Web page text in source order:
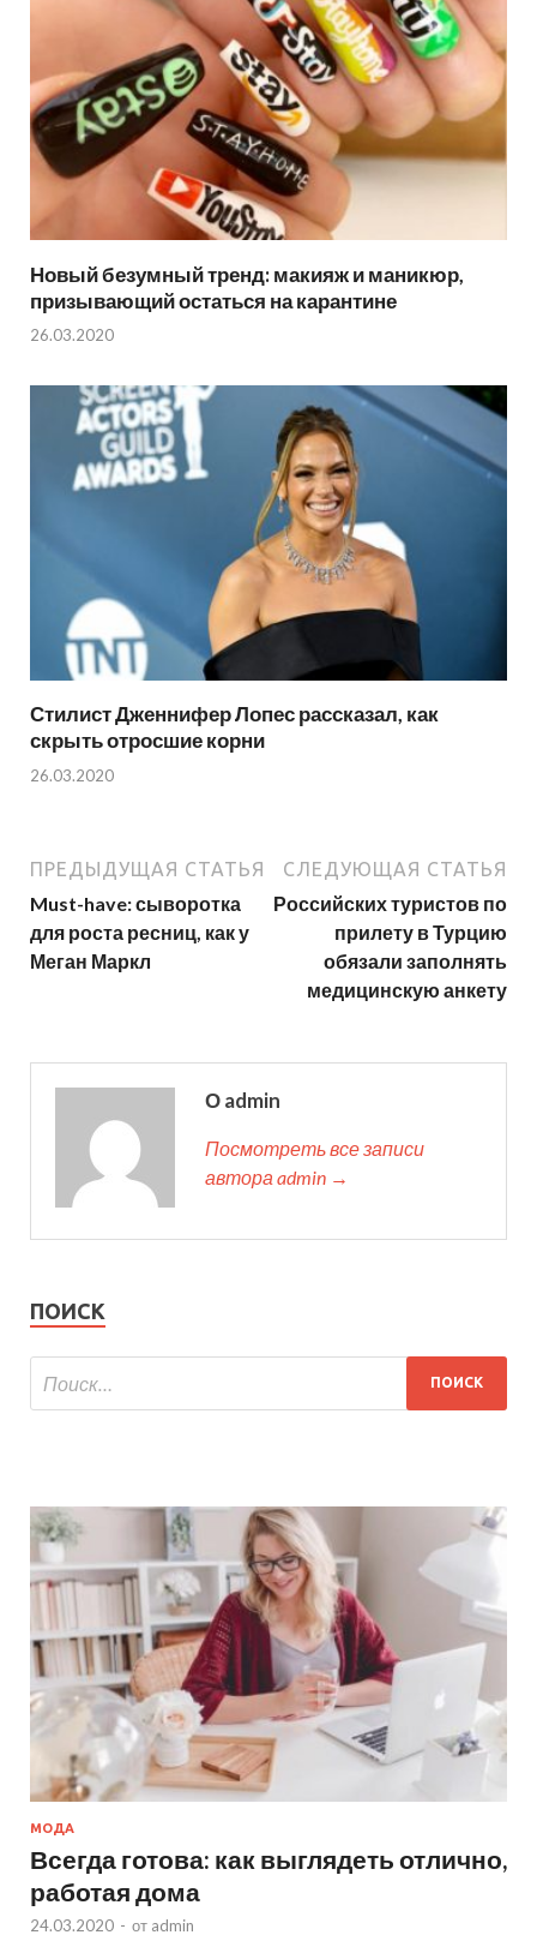
Новый безумный тренд: макияж и маникюр,
призывающий остаться на карантине
26.03.2020
Стилист Дженнифер Лопес рассказал, как
скрыть отросшие корни
26.03.2020
ПРЕДЫДУЩАЯ СТАТЬЯ
Must-have: сыворотка
для роста ресниц, как у
Меган Маркл
СЛЕДУЮЩАЯ СТАТЬЯ
Российских туристов по
прилету в Турцию
обязали заполнять
медицинскую анкету
О admin
Посмотреть все записи
автора admin →
ПОИСК
МОДА
Всегда готова: как выглядеть отлично,
работая дома
24.03.2020 - от admin